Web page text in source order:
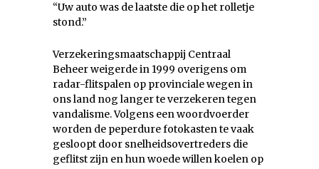
“Uw auto was de laatste die op het rolletje
stond.”
Verzekeringsmaatschappij Centraal
Beheer weigerde in 1999 overigens om
radar-flitspalen op provinciale wegen in
ons land nog langer te verzekeren tegen
vandalisme. Volgens een woordvoerder
worden de peperdure fotokasten te vaak
gesloopt door snelheidsovertreders die
geflitst zijn en hun woede willen koelen op